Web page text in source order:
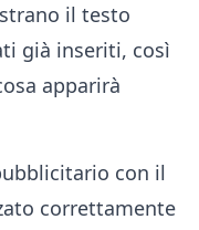
il testo
già inseriti, così
apparirà